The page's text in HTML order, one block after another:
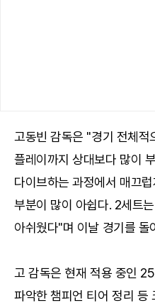
고동빈 감독은 "경기 전체적
플레이까지 상대보다 많이
다이브하는 과정에서 매끄
부분이 많이 아쉽다. 2세트
아쉬웠다"며 이날 경기를 돌
고 감독은 현재 적용 중인
파악한 챔피언 티어 정리 등